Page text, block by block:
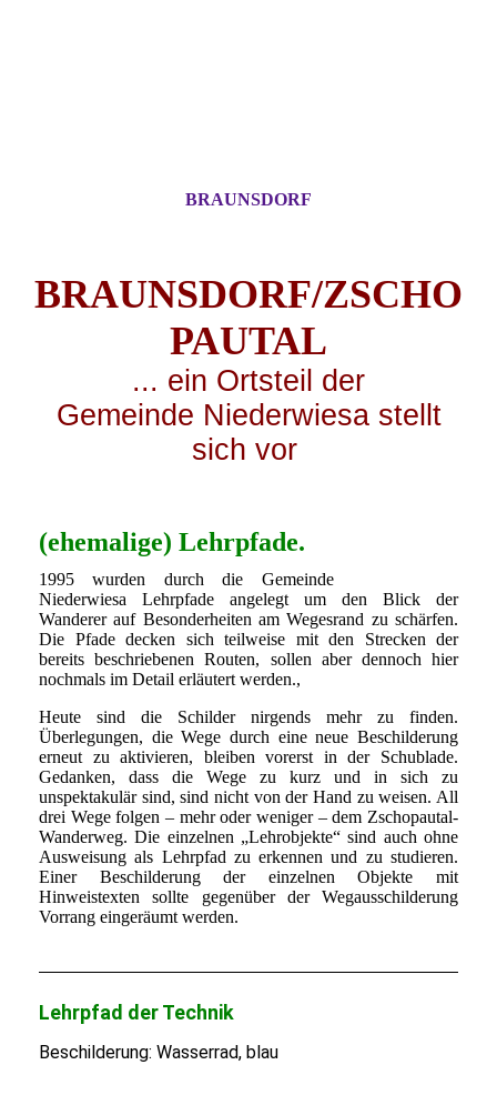
BRAUNSDORF
BRAUNSDORF/ZSCHO
PAUTAL
... ein Ortsteil der
Gemeinde Niederwiesa stellt
sich vor
(ehemalige) Lehrpfade.
1995 wurden durch die Gemeinde
Niederwiesa Lehrpfade angelegt um den Blick der
Wanderer auf Besonderheiten am Wegesrand zu schärfen.
Die Pfade decken sich teilweise mit den Strecken der
bereits beschriebenen Routen, sollen aber dennoch hier
nochmals im Detail erläutert werden.,
Heute sind die Schilder nirgends mehr zu finden.
Überlegungen, die Wege durch eine neue Beschilderung
erneut zu aktivieren, bleiben vorerst in der Schublade.
Gedanken, dass die Wege zu kurz und in sich zu
unspektakulär sind, sind nicht von der Hand zu weisen. All
drei Wege folgen – mehr oder weniger – dem Zschopautal-
Wanderweg. Die einzelnen „Lehrobjekte“ sind auch ohne
Ausweisung als Lehrpfad zu erkennen und zu studieren.
Einer Beschilderung der einzelnen Objekte mit
Hinweistexten sollte gegenüber der Wegausschilderung
Vorrang eingeräumt werden.
Lehrpfad der Technik
Beschilderung: Wasserrad, blau